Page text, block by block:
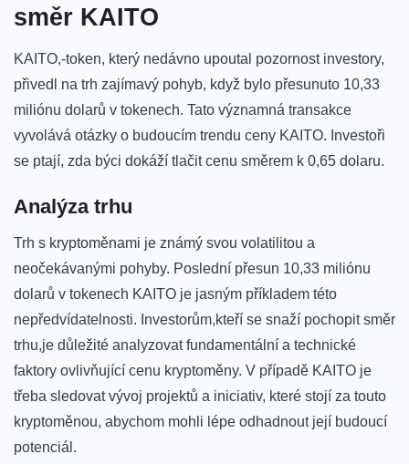
směr ‍KAITO
KAITO,-token, který nedávno upoutal‌ pozornost investory,
přivedl na trh⁣ zajímavý pohyb, když ‍bylo přesunuto 10,33
miliónu​ dolarů v ‍tokenech. Tato významná transakce⁤
vyvolává otázky ‍o budoucím trendu ceny KAITO. ‍Investoři
se ptají, zda býci ⁢dokáží tlačit cenu směrem k 0,65 dolaru.
Analýza trhu
Trh s kryptoměnami je známý svou volatilitou a
neočekávanými ​pohyby. Poslední přesun 10,33 miliónu​
dolarů v tokenech KAITO je ‍jasným ‌příkladem této
nepředvídatelnosti. Investorům,kteří​ se snaží pochopit směr
trhu,je důležité analyzovat ‍fundamentální a technické
faktory ovlivňující cenu kryptoměny. V případě KAITO je
třeba sledovat vývoj projektů a iniciativ, které stojí za touto
kryptoměnou, abychom mohli lépe⁣ odhadnout její budoucí
potenciál.